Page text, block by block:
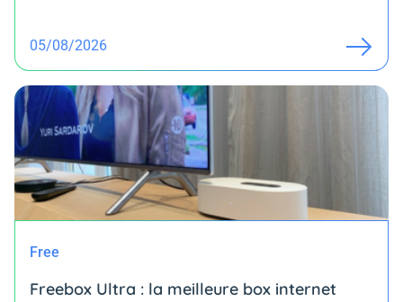
05/08/2026
Free
Freebox Ultra : la meilleure box internet